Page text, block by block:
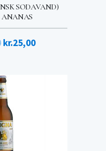
SODAVAND)
ANANAS
Den
pris
var:
kr.30,00.
kr.25,00Den